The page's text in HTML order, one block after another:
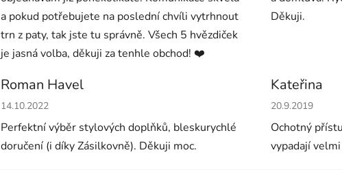
a pokud potřebujete na poslední chvíli vytrhnout
trn z paty, tak jste tu správně. Všech 5 hvězdiček
je jasná volba, děkuji za tenhle obchod! ❤️
Děkuji.
Roman Havel
Hodnocení obchodu je 5 z 5 hvězdiček.
14.10.2022
Perfektní výběr stylových doplňků, bleskurychlé
doručení (i díky Zásilkovně). Děkuji moc.
Kateřina
Hodnocení
20.9.2019
Ochotný
vypadají